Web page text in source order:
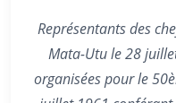
Représentants des
Mata-Utu le 28
organisées pour le